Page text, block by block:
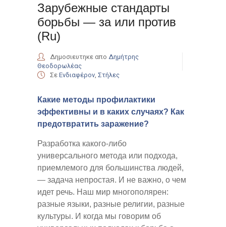
Зарубежные стандарты
борьбы — за или против
(Ru)
Δημοσιευτηκε απο Δημήτρης
Θεοδορωλέας
Σε Ενδιαφέρον Στήλες
Какие методы профилактики
эффективны и в каких случаях? Как
предотвратить заражение?
Разработка какого-либо
универсального метода или подхода,
приемлемого для большинства людей,
— задача непростая. И не важно, о чем
идет речь. Наш мир многополярен:
разные языки, разные религии, разные
культуры. И когда мы говорим об